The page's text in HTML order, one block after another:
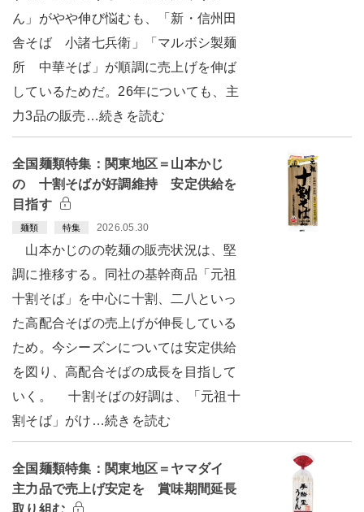
ん」がやや伸び悩むも、「新・信州田
舎そば 小諸七兵衛」「マルボシ製麺
所 中華そば」が順調に売上げを伸ば
しているためだ。26年についても、主
力3品の販売…続きを読む
全国麺類特集：関東地区＝山本かじ
の 十割そばが好調維持 安定供給を
目指す
麺類 特集 2026.05.30
山本かじのの乾麺の販売状況は、堅
調に推移する。同社の基幹商品「元祖
十割そば」を中心に十割、二八といっ
た高配合そばの売上げが伸長している
ため。今シーズンについては安定供給
を図り、高配合そばの成長を目指して
いく。 十割そばの好調は、「元祖十
割そば」がけ…続きを読む
全国麺類特集：関東地区＝ヤマダイ
主力品で売上げ安定を 賞味期間延長
取り組む